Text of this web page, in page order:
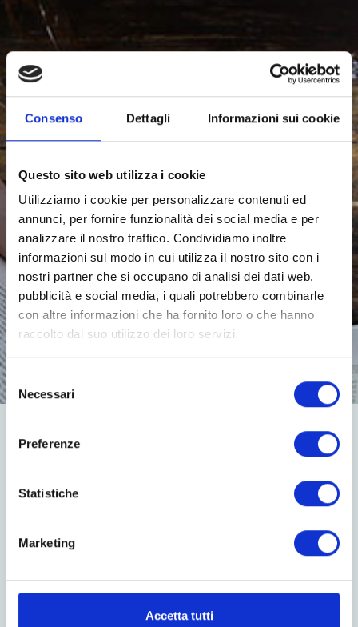
Consenso Dettagli Informazioni sui cookie
Questo sito web utilizza i cookie
Utilizziamo i cookie per personalizzare contenuti ed
annunci, per fornire funzionalità dei social media e per
analizzare il nostro traffico. Condividiamo inoltre
informazioni sul modo in cui utilizza il nostro sito con i
nostri partner che si occupano di analisi dei dati web,
pubblicità e social media, i quali potrebbero combinarle
con altre informazioni che ha fornito loro o che hanno
raccolto dal suo utilizzo dei loro servizi.
Selezione
delNecessari
Preferenze
Statistiche
Marketing
Accetta tutti
COGNOME